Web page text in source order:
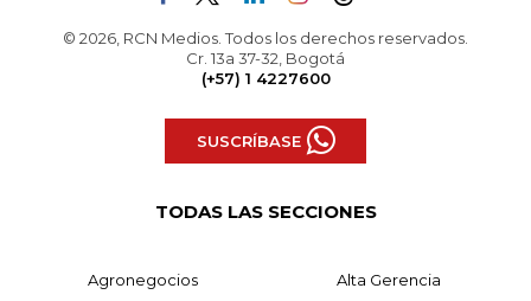
© 2026, RCN Medios. Todos los derechos reservados.
Cr. 13a 37-32, Bogotá
(+57) 1 4227600
SUSCRÍBASE
TODAS LAS SECCIONES
Agronegocios Alta Gerencia